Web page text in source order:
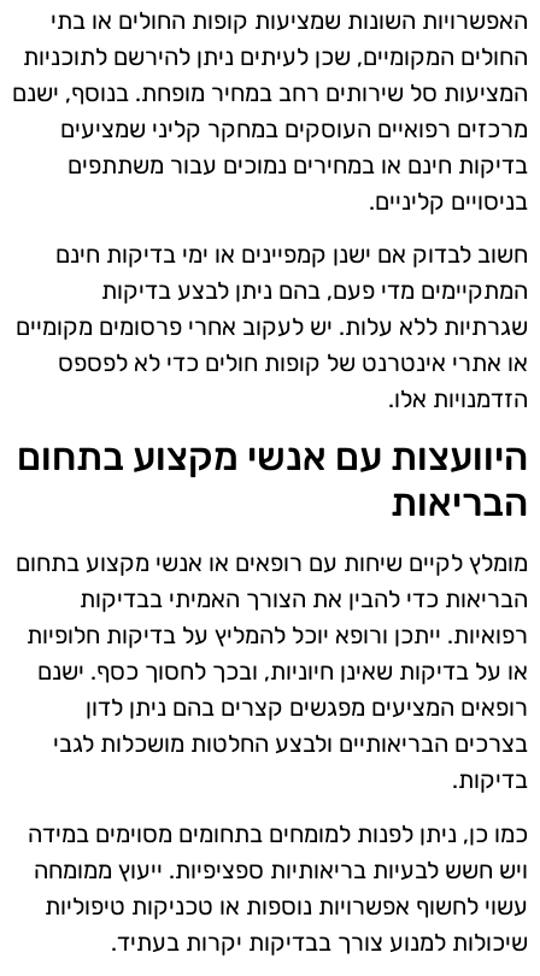
האפשרויות השונות שמציעות קופות החולים או בתי
החולים המקומיים, שכן לעיתים ניתן להירשם לתוכניות
המציעות סל שירותים רחב במחיר מופחת. בנוסף, ישנם
מרכזים רפואיים העוסקים במחקר קליני שמציעים
בדיקות חינם או במחירים נמוכים עבור משתתפים
בניסויים קליניים.
חשוב לבדוק אם ישנן קמפיינים או ימי בדיקות חינם
המתקיימים מדי פעם, בהם ניתן לבצע בדיקות
שגרתיות ללא עלות. יש לעקוב אחרי פרסומים מקומיים
או אתרי אינטרנט של קופות חולים כדי לא לפספס
הזדמנויות אלו.
היוועצות עם אנשי מקצוע בתחום
הבריאות
מומלץ לקיים שיחות עם רופאים או אנשי מקצוע בתחום
הבריאות כדי להבין את הצורך האמיתי בבדיקות
רפואיות. ייתכן ורופא יוכל להמליץ על בדיקות חלופיות
או על בדיקות שאינן חיוניות, ובכך לחסוך כסף. ישנם
רופאים המציעים מפגשים קצרים בהם ניתן לדון
בצרכים הבריאותיים ולבצע החלטות מושכלות לגבי
בדיקות.
כמו כן, ניתן לפנות למומחים בתחומים מסוימים במידה
ויש חשש לבעיות בריאותיות ספציפיות. ייעוץ ממומחה
עשוי לחשוף אפשרויות נוספות או טכניקות טיפוליות
שיכולות למנוע צורך בבדיקות יקרות בעתיד.